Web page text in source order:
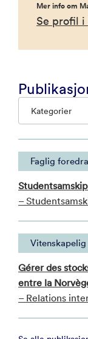
Mer info om
Se profil i
Kategorier
Faglig
–
Gérer des
entre la
– Relations